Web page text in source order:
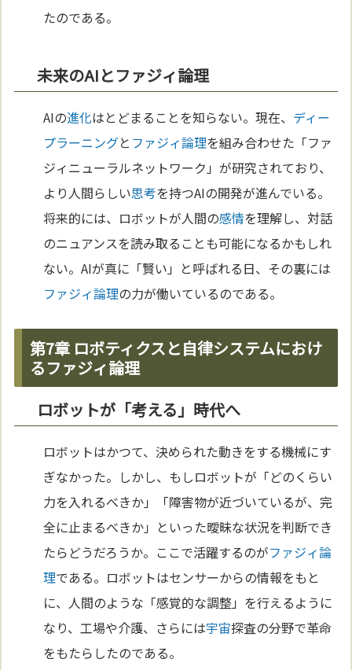
たのである。
未来のAIとファジィ論理
AIの進化はとどまることを知らない。現在、 ディー
プラーニングと ファジィ論理を組み合わせた「ファ
ジィニューラルネットワーク」が研究されており、
より人間らしい思考を持つAIの開発が進んでいる。
将来的には、ロボットが人間の感情を理解し、対話
のニュアンスを読み取ることも可能になるかもしれ
ない。AIが真に「賢い」と呼ばれる日、その裏には
ファジィ論理の力が働いているのである。
第7章 ロボティクスと自律システムにおけ
るファジィ論理
ロボットが「考える」時代へ
ロボットはかつて、決められた動きをする機械にす
ぎなかった。しかし、もしロボットが「どのくらい
力を入れるべきか」「障害物が近づいているが、完
全に止まるべきか」といった曖昧な状況を判断でき
たらどうだろうか。ここで活躍するのがファジィ論
理である。ロボットはセンサーからの情報をもと
に、人間のような「感覚的な調整」を行えるように
なり、工場や介護、さらには宇宙探査の分野で革命
をもたらしたのである。